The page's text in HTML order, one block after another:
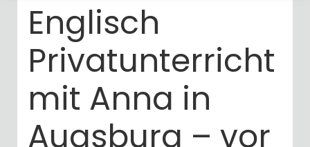
Englisch
Privatunterricht
mit Anna in
Augsburg – vor